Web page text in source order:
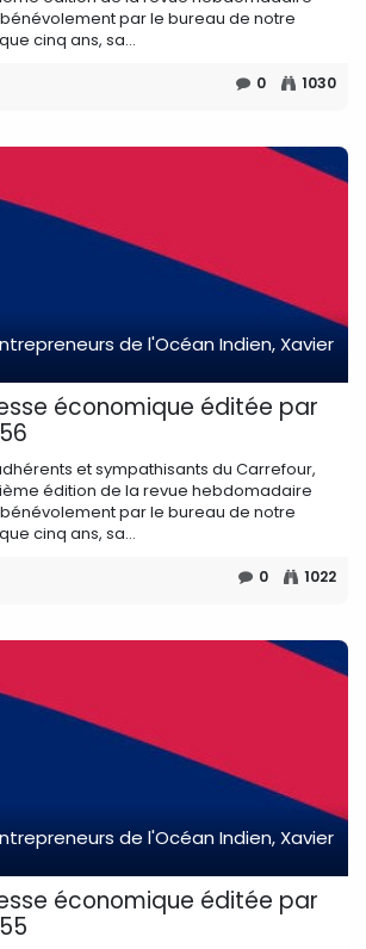
par le bureau de notre
cinq ans, sa...
0 1030
de l'Océan Indien, Xavier
économique éditée par
et sympathisants du Carrefour,
édition de la revue hebdomadaire
par le bureau de notre
cinq ans, sa...
0 1022
de l'Océan Indien, Xavier
économique éditée par